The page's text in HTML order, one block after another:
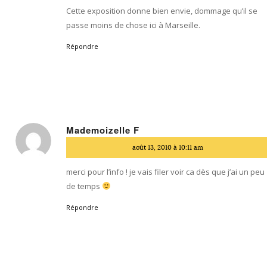
Cette exposition donne bien envie, dommage qu’il se
passe moins de chose ici à Marseille.
Répondre
Mademoizelle F
:
août 13, 2010 à 10:11 am
merci pour l’info ! je vais filer voir ca dès que j’ai un peu
de temps
Répondre